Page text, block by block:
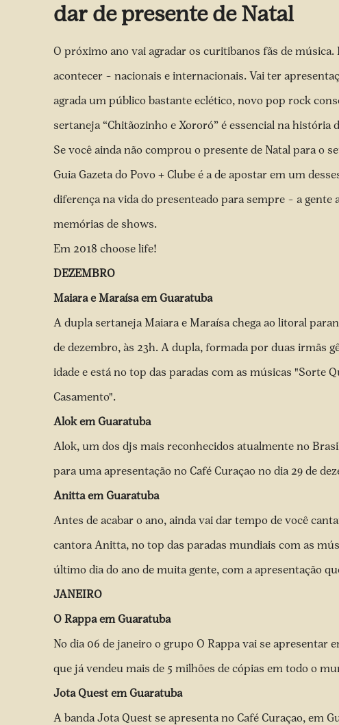
dar de presente de Natal
O próximo ano vai agradar os curitibanos fãs de
acontecer – nacionais e internacionais. Vai ter
agrada um público bastante eclético, novo pop rock
sertaneja “Chitãozinho e Xororó” é essencial na história
Se você ainda não comprou o presente de Natal para o
Guia Gazeta do Povo + Clube é a de apostar em um
diferença na vida do presenteado para sempre – a
memórias de shows.
Em 2018 choose life!
DEZEMBRO
Maiara e Maraísa em Guaratuba
A dupla sertaneja Maiara e Maraísa chega ao litoral
de dezembro, às 23h. A dupla, formada por duas irmãs
idade e está no top das paradas com as músicas "Sorte
Casamento".
Alok em Guaratuba
Alok, um dos djs mais reconhecidos atualmente no
para uma apresentação no Café Curaçao no dia 29 de
Anitta em Guaratuba
Antes de acabar o ano, ainda vai dar tempo de você
cantora Anitta, no top das paradas mundiais com as
último dia do ano de muita gente, com a apresentação
JANEIRO
O Rappa em Guaratuba
No dia 06 de janeiro o grupo O Rappa vai se apresentar
que já vendeu mais de 5 milhões de cópias em todo o
Jota Quest em Guaratuba
A banda Jota Quest se apresenta no Café Curaçao, em